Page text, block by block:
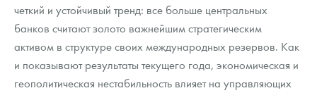
четкий и устойчивый тренд: все больше центральных
банков считают золото важнейшим стратегическим
активом в структуре своих международных резервов. Как
и показывают результаты текущего года, экономическая и
геополитическая нестабильность влияет на управляющих